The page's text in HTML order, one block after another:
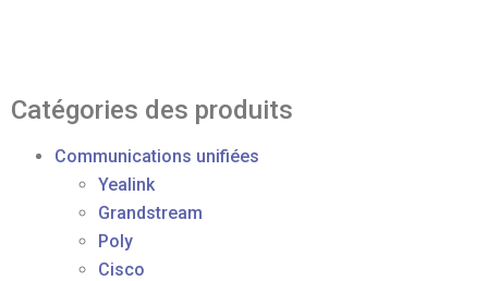
Catégories des produits
Communications unifiées
Yealink
Grandstream
Poly
Cisco